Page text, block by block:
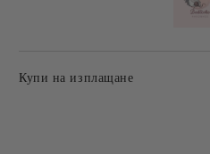
Купи на изплащане